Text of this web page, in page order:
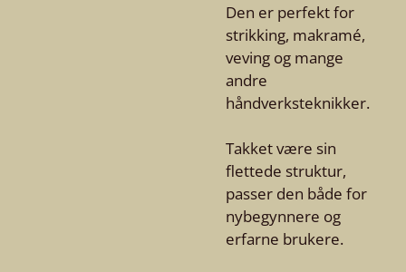
Den er perfekt for
strikking, makramé,
veving og mange
andre
håndverksteknikker.
Takket være sin
flettede struktur,
passer den både for
nybegynnere og
erfarne brukere.